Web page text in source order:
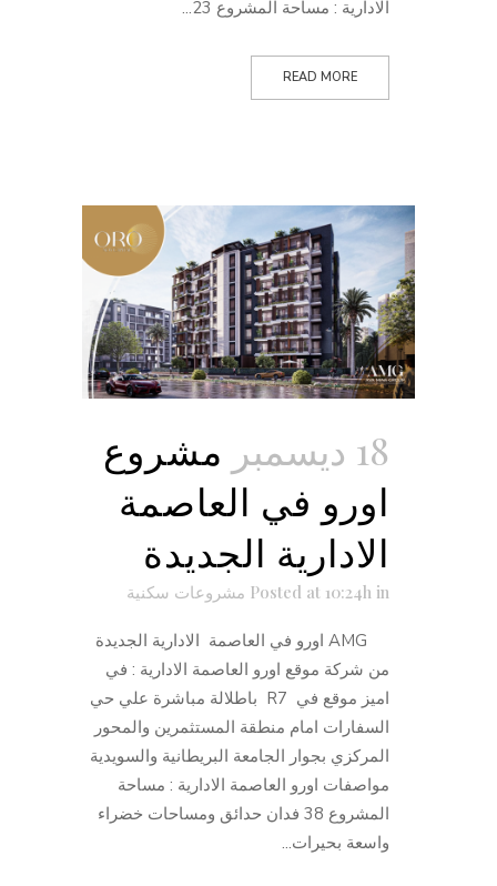
الادارية : مساحة المشروع 23...
READ MORE
18 ديسمبر
مشروع
اورو في العاصمة
الادارية الجديدة
Posted at 10:24h in مشروعات سكنية
AMG اورو في العاصمة الادارية الجديدة
من شركة موقع اورو العاصمة الادارية : في
اميز موقع في R7 باطلالة مباشرة علي حي
السفارات امام منطقة المستثمرين والمحور
المركزي بجوار الجامعة البريطانية والسويدية
مواصفات اورو العاصمة الادارية : مساحة
المشروع 38 فدان حدائق ومساحات خضراء
واسعة بحيرات...